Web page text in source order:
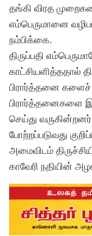
தங்கி விரத
எம்பெருமானை
நம்பிக்கை.
திருப்பதி
காட்சியளித்ததால்
பிரார்த்தனை
பிரார்த்தனைகளை
செய்து
போற்றப்படுவது
அமைவிடம்
காவேரி நதியின்